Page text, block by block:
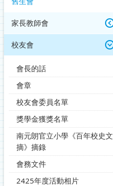
家長教師會
校友會
會長的話
會章
校友會委員名單
獎學金獲獎名單
南元朗官立小學《百年校史文
摘》摘錄
會務文件
2425年度活動相片